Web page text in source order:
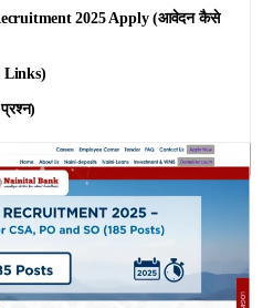
2025 Apply (आवेदन कैसे
Links)